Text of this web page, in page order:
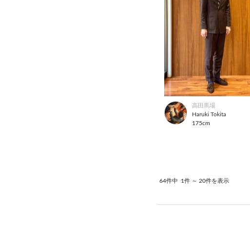
高田馬場
Haruki Tokita
175cm
64件中 1件 ～ 20件を表示